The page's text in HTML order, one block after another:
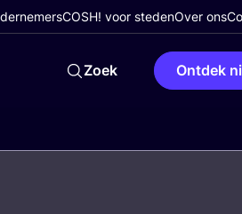
COSH! voor stedenOver ons
Zoek Ontdek